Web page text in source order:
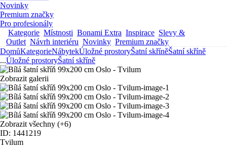
Novinky
Premium značky
Pro profesionály
Kategorie Místnosti Bonami Extra Inspirace Slevy &
Outlet Návrh interiéru Novinky Premium značky
DomůKategorieNábytekÚložné prostoryŠatní skříněŠatní skříně
...Úložné prostoryŠatní skříně
Zobrazit galerii
Zobrazit všechny (+6)
ID: 1441219
Tvilum